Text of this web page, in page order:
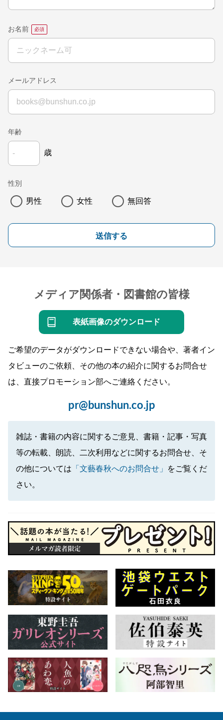
お名前
メールアドレス
年齢
歳
性別
男性 女性 無回答
送信する
メディア関係者・図書館の皆様
表紙画像のダウンロード
ご希望のデータがダウンロードできない場合や、著者イン
タビューのご依頼、その他の本の紹介に関するお問合せ
は、直接プロモーション部へご連絡ください。
pr@bunshun.co.jp
雑誌・書籍の内容に関するご意見、書籍・記事・写真
等の転載、朗読、二次利用などに関するお問合せ、そ
の他については 「文藝春秋へのお問合せ」
をご覧くだ
さい。